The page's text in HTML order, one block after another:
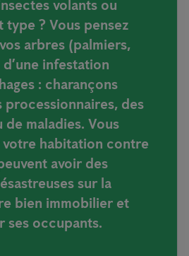
volants ou
type ? Vous pensez
arbres (palmiers,
infestation
: charançons
processionnaires, des
de maladies. Vous
habitation contre
avoir des
sur la
bien immobilier et
ses occupants.